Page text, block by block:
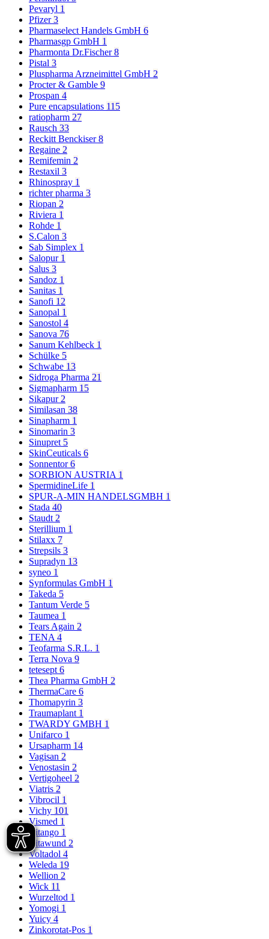
Pevaryl 1
Pfizer3
Pharmaselect Handels GmbH 6
Pharmasgp GmbH 1
Pharmonta Dr.Fischer8
Pistal 3
Pluspharma Arzneimittel GmbH 2
Procter & Gamble 9
Prospan 4
Pure encapsulations 115
ratiopharm 27
Rausch 33
Reckitt Benckiser8
Regaine 2
Remifemin 2
Restaxil 3
Rhinospray 1
richter pharma 3
Riopan 2
Riviera 1
Rohde 1
S.Calon 3
Sab Simplex 1
Salopur 1
Salus 3
Sandoz 1
Sanitas 1
Sanofi 12
Sanopal 1
Sanostol 4
Sanova 76
Sanum Kehlbeck 1
Schülke 5
Schwabe 13
Sidroga Pharma 21
Sigmapharm 15
Sikapur2
Similasan 38
Sinapharm 1
Sinomarin 3
Sinupret 5
SkinCeuticals 6
Sonnentor6
SORBION AUSTRIA 1
SpermidineLife 1
SPUR-A-MIN HANDELSGMBH 1
Stada 40
Staudt2
Sterillium 1
Stilaxx 7
Strepsils 3
Supradyn 13
syneo 1
Synformulas GmbH 1
Takeda 5
Tantum Verde 5
Taumea 1
Tears Again 2
TENA4
Teofarma S.R.L. 1
Terra Nova 9
tetesept6
Thea Pharma GmbH 2
ThermaCare 6
Thomapyrin 3
Traumaplant 1
TWARDY GMBH 1
Unifarco 1
Ursapharm 14
Vagisan 2
Venostasin 2
Vertigoheel 2
Viatris 2
Vibrocil 1
Vichy 101
Vismed 1
Vitango 1
Vitawund 2
Voltadol 4
Weleda 19
Wellion 2
Wick 11
Wurzeltod 1
Yomogi 1
Yuicy 4
Zinkorotat-Pos 1